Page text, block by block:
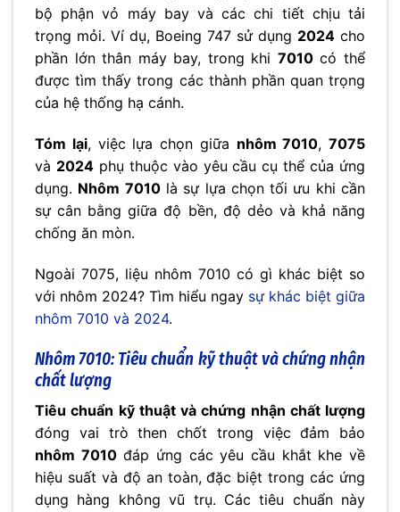
bộ phận vỏ máy bay và các chi tiết chịu tải
trọng mỏi. Ví dụ, Boeing 747 sử dụng 2024 cho
phần lớn thân máy bay, trong khi 7010có thể
được tìm thấy trong các thành phần quan trọng
của hệ thống hạ cánh.
Tóm lại, việc lựa chọn giữa nhôm 7010, 7075
và 2024phụ thuộc vào yêu cầu cụ thể của ứng
dụng. Nhôm 7010là sự lựa chọn tối ưu khi cần
sự cân bằng giữa độ bền, độ dẻo và khả năng
chống ăn mòn.
Ngoài 7075, liệu nhôm 7010 có gì khác biệt so
với nhôm 2024? Tìm hiểu ngay sự khác biệt giữa
nhôm 7010 và 2024.
Nhôm 7010: Tiêu chuẩn kỹ thuật và chứng nhận
chất lượng
Tiêu chuẩn kỹ thuật và chứng nhận chất lượng
đóng vai trò then chốt trong việc đảm bảo
nhôm 7010đáp ứng các yêu cầu khắt khe về
hiệu suất và độ an toàn, đặc biệt trong các ứng
dụng hàng không vũ trụ. Các tiêu chuẩn này